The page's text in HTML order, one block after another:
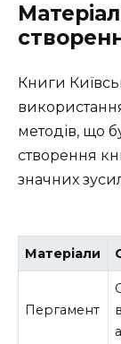
Книги
методів, що
створення
значних
Матеріали
Пергамент